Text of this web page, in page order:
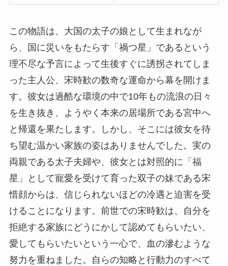
この物語は、大国の太子の娘として生まれなが
ら、国に災いをもたらす「禍つ星」であるという
理不尽な予言によって生後すぐに誘拐されてしま
った主人公、宋時歓の数奇な運命から幕を開けま
す。彼女は過酷な環境の中で10年もの流浪の日々
を生き抜き、ようやく本来の居場所である宮中へ
と帰還を果たします。しかし、そこには彼女を待
ち望む温かい家族の姿はありませんでした。実の
両親である太子夫婦や、彼女とは対照的に「福
星」として寵愛を受けて育った双子の妹である宋
惜顔からは、信じられないほどの冷遇と迫害を受
けることになります。前世での宋時歓は、自分を
拒絶する家族にどうにかして認めてもらいたい、
愛してもらいたいという一心で、血の滲むような
努力を重ねました。自らの知略と行動力のすべて